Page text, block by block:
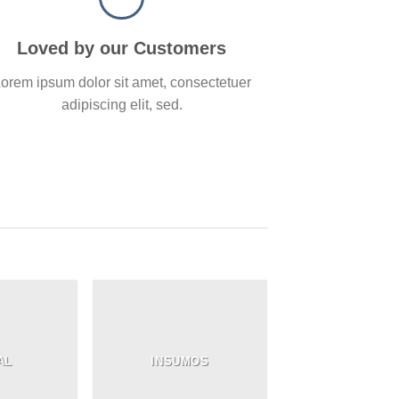
Loved by our Customers
ipsum dolor sit amet, consectetuer
adipiscing elit, sed.
INSUMOS